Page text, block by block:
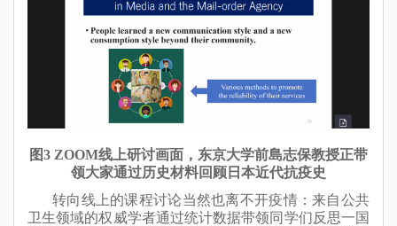
图3 ZOOM线上研讨画面，东京大学前島志保教授正带
领大家通过历史材料回顾日本近代抗疫史
转向线上的课程讨论当然也离不开疫情：来自公共
卫生领域的权威学者通过统计数据带领同学们反思一国